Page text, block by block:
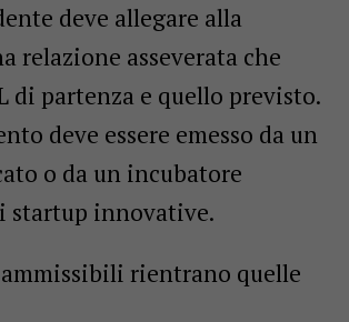
deve allegare alla
relazione asseverata che
di partenza e quello previsto.
deve essere emesso da un
o da un incubatore
startup innovative.
ammissibili rientrano quelle